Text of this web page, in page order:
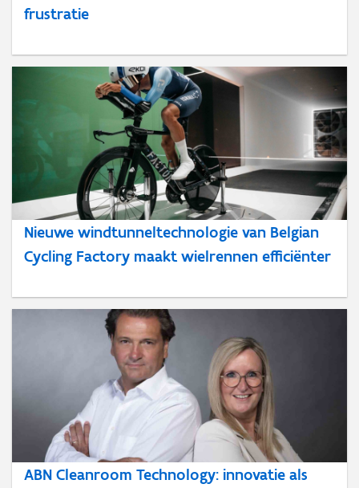
frustratie
Nieuwe windtunneltechnologie van Belgian
Cycling Factory maakt wielrennen efficiënter
ABN Cleanroom Technology: innovatie als